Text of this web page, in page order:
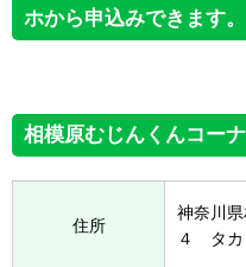
ホから申込みできます。
相模原むじんくんコー
住所
神奈川
４ タカ